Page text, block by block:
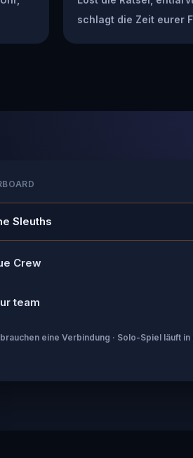
schlagt die Zeit eurer
Sleuths
Crew
team
eine Verbindung · Solo-Spiel läuft